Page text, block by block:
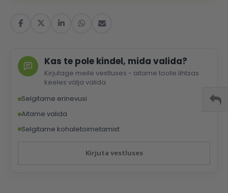
Kas te pole kindel, mida valida?
Kirjutage meile vestluses - aitame toote lihtsas
keeles välja valida.
Selgitame erinevusi
Aitame valida
Selgitame kohaletoimetamist
Kirjuta vestluses